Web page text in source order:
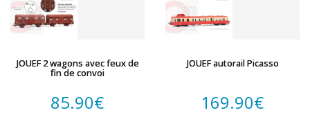
JOUEF 2 wagons avec feux de
fin de convoi
85.90€
JOUEF autorail Picasso
169.90€